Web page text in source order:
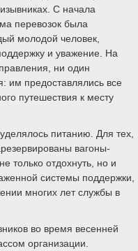
С начала
перевозок была
молодой человек,
и уважение. На
ни один
им предоставлялись все
путешествия к месту
питанию. Для тех,
вагоны-
только отдохнуть, но и
системы поддержки,
многих лет службы в
во время весенней
организации.